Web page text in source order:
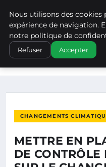
ACCUEIL
CHANGEMENTS
METTRE EN PLACE UN
CHANGEMENTS
METTRE EN
DE CONTRÔLE
Nous utilisons des
expérience de navigation.
notre politique de
Refuser Accepter